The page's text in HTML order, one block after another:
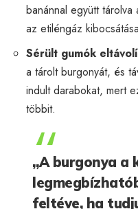
banánnal együtt
az etiléngáz
Sérült gumók
a tárolt burgonyát, és
indult darabokat, mert
többit.
„A burgonya a
feltéve, ha